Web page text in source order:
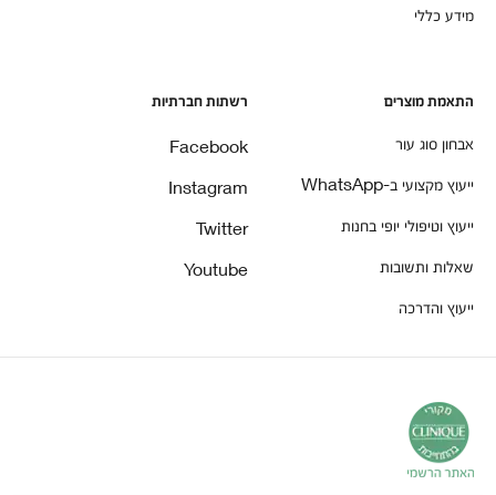
מידע כללי
התאמת מוצרים
אבחון סוג עור
ייעוץ מקצועי ב-WhatsApp
ייעוץ וטיפולי יופי בחנות
שאלות ותשובות
ייעוץ והדרכה
רשתות חברתיות
Facebook
Instagram
Twitter
Youtube